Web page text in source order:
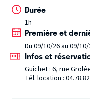
Durée
1h
Première et
Du 09/10/26 au 09/
Infos et
Guichet : 6, rue
Tél. location :